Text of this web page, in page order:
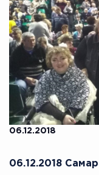
06.12.2018
06.12.2018